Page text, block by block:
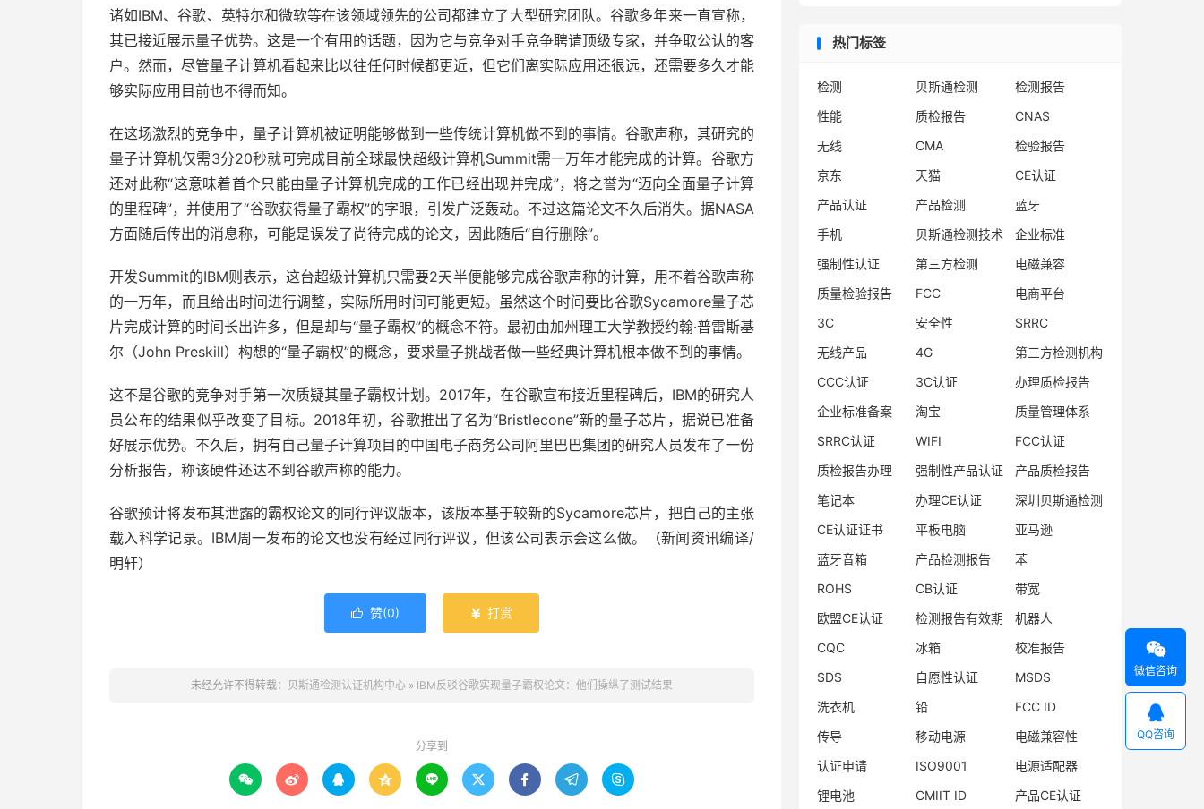
诸如IBM、谷歌、英特尔和微软等在该领域领先的公司都建立了大型研究团队。谷歌多年来一直宣称，
其已接近展示量子优势。这是一个有用的话题，因为它与竞争对手竞争聘请顶级专家，并争取公认的客
户。然而，尽管量子计算机看起来比以往任何时候都更近，但它们离实际应用还很远，还需要多久才能
够实际应用目前也不得而知。
在这场激烈的竞争中，量子计算机被证明能够做到一些传统计算机做不到的事情。谷歌声称，其研究的
量子计算机仅需3分20秒就可完成目前全球最快超级计算机Summit需一万年才能完成的计算。谷歌方
还对此称“这意味着首个只能由量子计算机完成的工作已经出现并完成”，将之誉为“迈向全面量子计算
的里程碑”，并使用了“谷歌获得量子霸权”的字眼，引发广泛轰动。不过这篇论文不久后消失。据NASA
方面随后传出的消息称，可能是误发了尚待完成的论文，因此随后“自行删除”。
开发Summit的IBM则表示，这台超级计算机只需要2天半便能够完成谷歌声称的计算，用不着谷歌声称
的一万年，而且给出时间进行调整，实际所用时间可能更短。虽然这个时间要比谷歌Sycamore量子芯
片完成计算的时间长出许多，但是却与“量子霸权”的概念不符。最初由加州理工大学教授约翰·普雷斯基
尔（John Preskill）构想的“量子霸权”的概念，要求量子挑战者做一些经典计算机根本做不到的事情。
这不是谷歌的竞争对手第一次质疑其量子霸权计划。2017年，在谷歌宣布接近里程碑后，IBM的研究人
员公布的结果似乎改变了目标。2018年初，谷歌推出了名为“Bristlecone”新的量子芯片，据说已准备
好展示优势。不久后，拥有自己量子计算项目的中国电子商务公司阿里巴巴集团的研究人员发布了一份
分析报告，称该硬件还达不到谷歌声称的能力。
谷歌预计将发布其泄露的霸权论文的同行评议版本，该版本基于较新的Sycamore芯片，把自己的主张
载入科学记录。IBM周一发布的论文也没有经过同行评议，但该公司表示会这么做。（新闻资讯编译/
明轩）
 赞(0)  打赏
未经允许不得转载： 贝斯通检测认证机构中心 » IBM反驳谷歌实现量子霸权论文：他们操纵了测试结果
分享到
        
热门标签
检测 贝斯通检测
检测报告
性能
质检报告
CNAS
无线
CMA
检验报告
京东
天猫
CE认证
产品认证
产品检测
蓝牙
手机
贝斯通检测技术
企业标准
强制性认证
第三方检测
电磁兼容
质量检验报告
FCC
电商平台
3C
安全性
SRRC
无线产品
4G
第三方检测机构
CCC认证
3C认证
办理质检报告
企业标准备案
淘宝
质量管理体系
SRRC认证
WIFI
FCC认证
质检报告办理
强制性产品认证
产品质检报告
笔记本
办理CE认证
深圳贝斯通检测
CE认证证书
平板电脑
亚马逊
蓝牙音箱
产品检测报告
苯
ROHS
CB认证
带宽
欧盟CE认证
检测报告有效期
机器人
CQC
冰箱
校准报告
SDS
自愿性认证
MSDS
洗衣机
铅
FCC ID
传导
移动电源
电磁兼容性
认证申请
ISO9001
电源适配器
锂电池
CMIIT ID
产品CE认证

微信咨询

QQ咨询